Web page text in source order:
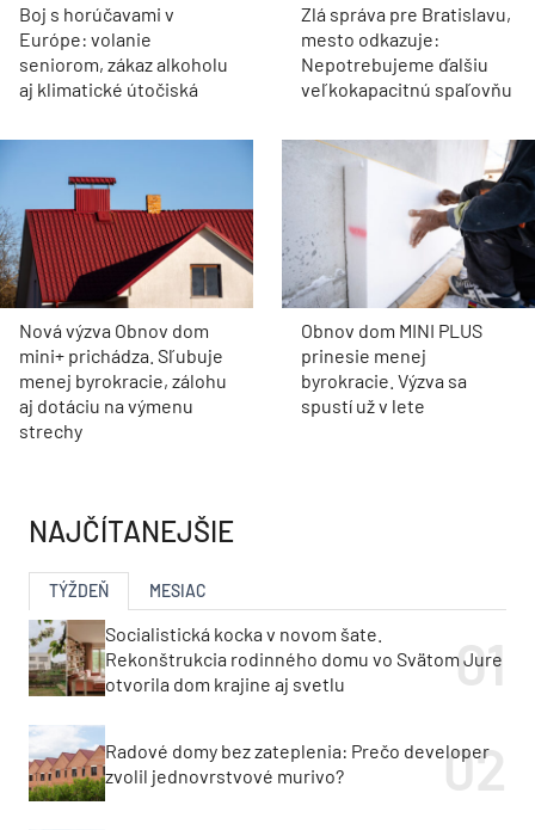
Boj s horúčavami v
Európe: volanie
seniorom, zákaz alkoholu
aj klimatické útočiská
Zlá správa pre Bratislavu,
mesto odkazuje:
Nepotrebujeme ďalšiu
veľkokapacitnú spaľovňu
Nová výzva Obnov dom
mini+ prichádza. Sľubuje
menej byrokracie, zálohu
aj dotáciu na výmenu
strechy
Obnov dom MINI PLUS
prinesie menej
byrokracie. Výzva sa
spustí už v lete
NAJČÍTANEJŠIE
TÝŽDEŇ MESIAC
Socialistická kocka v novom šate.
Rekonštrukcia rodinného domu vo Svätom Jure
otvorila dom krajine aj svetlu
Radové domy bez zateplenia: Prečo developer
zvolil jednovrstvové murivo?